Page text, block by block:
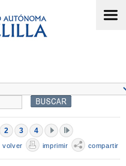
2 3 4
volver imprimir compartir